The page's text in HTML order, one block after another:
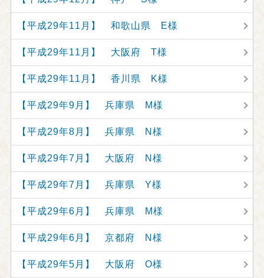
【平成29年11月】 和歌山県 E様
【平成29年11月】 大阪府 T様
【平成29年11月】 香川県 K様
【平成29年9月】 兵庫県 M様
【平成29年8月】 兵庫県 N様
【平成29年7月】 大阪府 N様
【平成29年7月】 兵庫県 Y様
【平成29年6月】 兵庫県 M様
【平成29年6月】 京都府 N様
【平成29年5月】 大阪府 O様